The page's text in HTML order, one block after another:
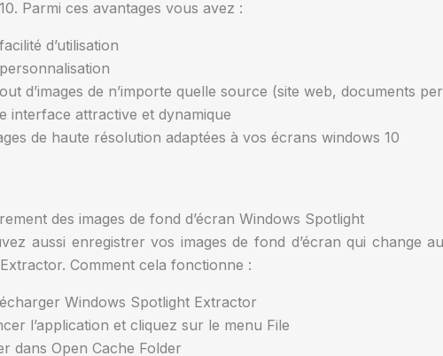
Parmi ces avantages vous avez :
d’utilisation
d’images de n’importe quelle source (site web, documents
interface attractive et dynamique
de haute résolution adaptées à vos écrans windows 10
des images de fond d’écran Windows Spotlight
aussi enregistrer vos images de fond d’écran qui change
Comment cela fonctionne :
Windows Spotlight Extractor
l’application et cliquez sur le menu File
dans Open Cache Folder